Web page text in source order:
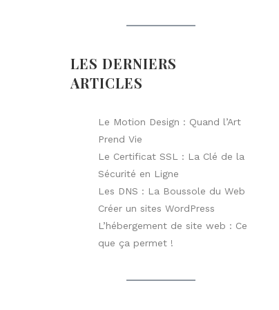
LES DERNIERS
ARTICLES
Le Motion Design : Quand l’Art
Prend Vie
Le Certificat SSL : La Clé de la
Sécurité en Ligne
Les DNS : La Boussole du Web
Créer un sites WordPress
L’hébergement de site web : Ce
que ça permet !